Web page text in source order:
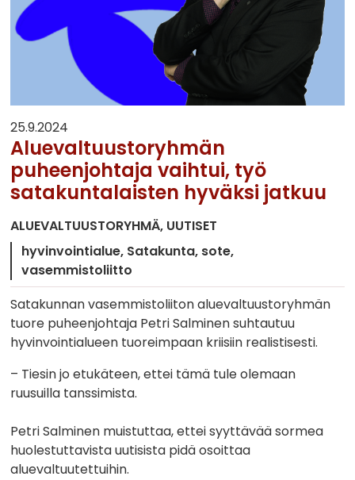
25.9.2024
Aluevaltuustoryhmän
puheenjohtaja vaihtui, työ
satakuntalaisten hyväksi jatkuu
ALUEVALTUUSTORYHMÄ UUTISET
hyvinvointialue Satakunta sote
vasemmistoliitto
Satakunnan vasemmistoliiton aluevaltuustoryhmän
tuore puheenjohtaja Petri Salminen suhtautuu
hyvinvointialueen tuoreimpaan kriisiin realistisesti.
– Tiesin jo etukäteen, ettei tämä tule olemaan
ruusuilla tanssimista.
Petri Salminen muistuttaa, ettei syyttävää sormea
huolestuttavista uutisista pidä osoittaa
aluevaltuutettuihin.